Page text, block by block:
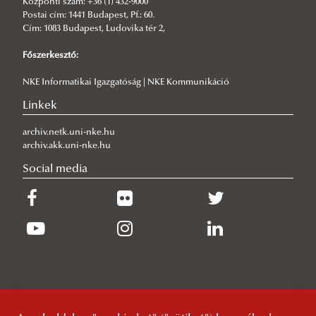
tanácskozáson
Tudás, bátorság, felelősség – emlékezés Magyary Zoltánra
Nemzetközi Erasmus+ programnak adott otthont az ÁNTK
„Legislation and Legal Sources” címmel
Központi szám: +36 (1) 432-9000
Postai cím: 1441 Budapest, Pf.: 60.
Cím: 1083 Budapest, Ludovika tér 2,
Főszerkesztő:
NKE Informatikai Igazgatóság | NKE Kommunikáció
Linkek
archiv.netk.uni-nke.hu
archiv.akk.uni-nke.hu
Social media